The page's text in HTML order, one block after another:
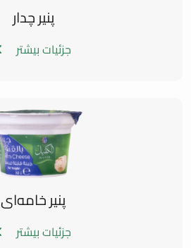
پنیر چدار
جزئیات بیشتر
پنیر خامه‌ای
جزئیات بیشتر